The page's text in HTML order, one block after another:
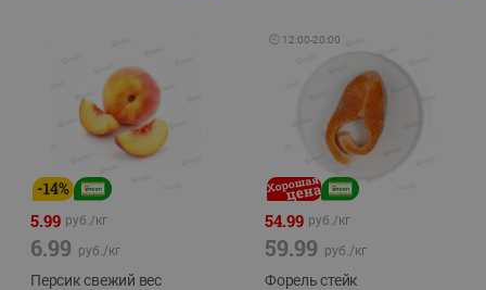
-14%
5.99 руб./кг
6.99 руб./кг
Персик свежий вес
🕘 12:00-20:00
54.99 руб./кг
59.99 руб./кг
Форель стейк